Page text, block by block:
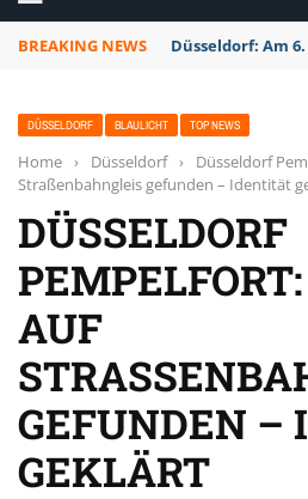
BREAKING NEWS Düsseldorf: Am
DÜSSELDORF BLAULICHT TOP NEWS
Home › Düsseldorf ›
Düsseldorf
Straßenbahngleis gefunden – Identität
DÜSSELDORF
AUF
EFUNDEN –
EKLÄRT